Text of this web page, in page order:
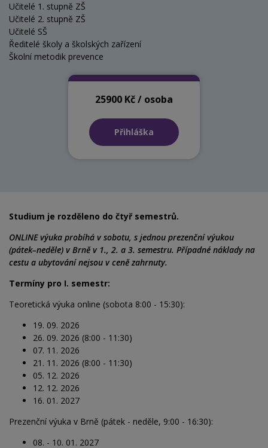
Učitelé 1. stupně ZŠ
Učitelé 2. stupně ZŠ
Učitelé SŠ
Ředitelé školy a školských zařízení
Školní metodik prevence
25900 Kč / osoba
Přihláška
Studium je rozděleno do čtyř semestrů.
ONLINE výuka probíhá v sobotu, s jednou prezenční výukou
(pátek–neděle) v Brně v 1., 2. a 3. semestru. Případné náklady na
cestu a ubytování nejsou v ceně zahrnuty.
Termíny pro I. semestr:
Teoretická výuka online (sobota 8:00 - 15:30):
19. 09. 2026
26. 09. 2026 (8:00 - 11:30)
07. 11. 2026
21. 11. 2026 (8:00 - 11:30)
05. 12. 2026
12. 12. 2026
16. 01. 2027
Prezenční výuka v Brně (pátek - neděle, 9:00 - 16:30):
08. - 10. 01. 2027